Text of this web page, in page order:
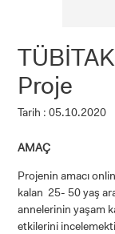
Proje
Tarih : 05.10.2020
AMAÇ
Projenin amacı
kalan 25- 50 yaş
annelerinin yaşam
etkilerini